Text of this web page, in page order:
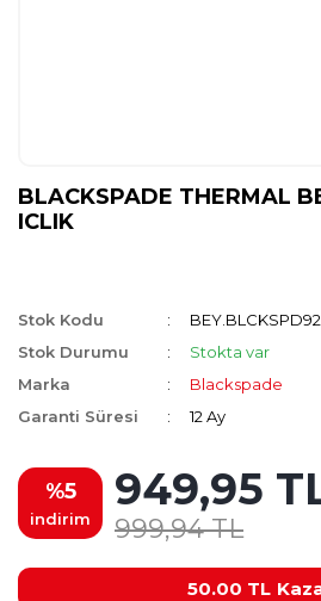
BLACKSPADE THERMAL
ICLIK
Stok Kodu
Stok Durumu
Stokta var
Marka
Blackspade
Garanti Süresi
12 Ay
%5
indirim
949,95
999,94 TL
50.00 TL